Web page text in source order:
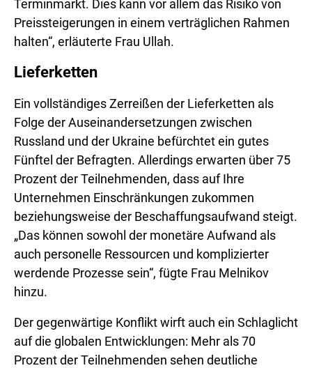
Terminmarkt. Dies kann vor allem das Risiko von
Preissteigerungen in einem verträglichen Rahmen
halten“, erläuterte Frau Ullah.
Lieferketten
Ein vollständiges Zerreißen der Lieferketten als
Folge der Auseinandersetzungen zwischen
Russland und der Ukraine befürchtet ein gutes
Fünftel der Befragten. Allerdings erwarten über 75
Prozent der Teilnehmenden, dass auf Ihre
Unternehmen Einschränkungen zukommen
beziehungsweise der Beschaffungsaufwand steigt.
„Das können sowohl der monetäre Aufwand als
auch personelle Ressourcen und komplizierter
werdende Prozesse sein“, fügte Frau Melnikov
hinzu.
Der gegenwärtige Konflikt wirft auch ein Schlaglicht
auf die globalen Entwicklungen: Mehr als 70
Prozent der Teilnehmenden sehen deutliche